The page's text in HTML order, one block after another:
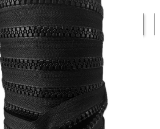
VOIR LE PRODUIT